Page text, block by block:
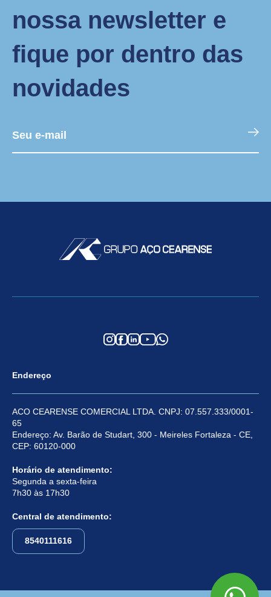
nossa newsletter e
fique por dentro das
novidades
Endereço
ACO CEARENSE COMERCIAL LTDA. CNPJ: 07.557.333/0001-
65
Endereço: Av. Barão de Studart, 300 - Meireles Fortaleza - CE,
CEP: 60120-000
Horário de atendimento:
Segunda a sexta-feira
7h30 às 17h30
Central de atendimento:
8540111616